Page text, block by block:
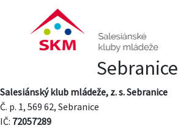
Sebranice
Salesiánský klub mládeže, z. s. Sebranice
Č. p. 1, 569 62, Sebranice
IČ: 72057289